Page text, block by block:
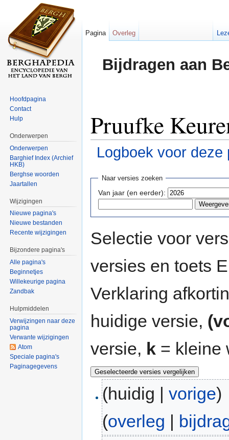
Bijdragen aan
Pruufke
Logboek voor deze
Naar versies zoeken
Van jaar (en eerder):
Selectie voor
versies en toets
Verklaring
huidige versie,
versie, k = kleine
(huidig |vorige)
(overleg |
Pagina Overleg
Hoofdpagina
Contact
Hulp
Onderwerpen
Onderwerpen
Barghief Index (Archief
HKB)
Berghse woorden
Jaartallen
Wijzigingen
Nieuwe pagina's
Nieuwe bestanden
Recente wijzigingen
Bijzondere pagina's
Alle pagina's
Beginnetjes
Willekeurige pagina
Zandbak
Hulpmiddelen
Verwijzingen naar deze
pagina
Verwante wijzigingen
Atom
Speciale pagina's
Paginagegevens